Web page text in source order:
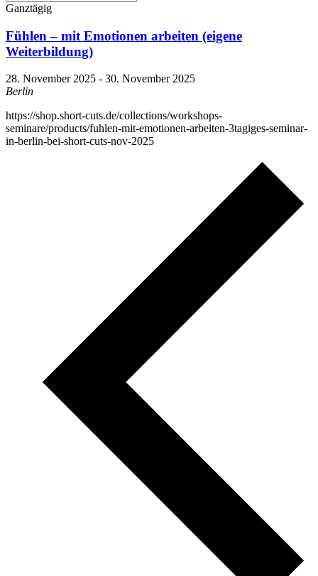
Ganztägig
Fühlen – mit Emotionen arbeiten (eigene
Weiterbildung)
28. November 2025 - 30. November 2025
Berlin
https://shop.short-cuts.de/collections/workshops-
seminare/products/fuhlen-mit-emotionen-arbeiten-3tagiges-seminar-
in-berlin-bei-short-cuts-nov-2025